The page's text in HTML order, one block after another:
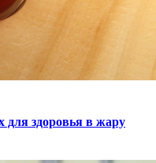
для здоровья в жару